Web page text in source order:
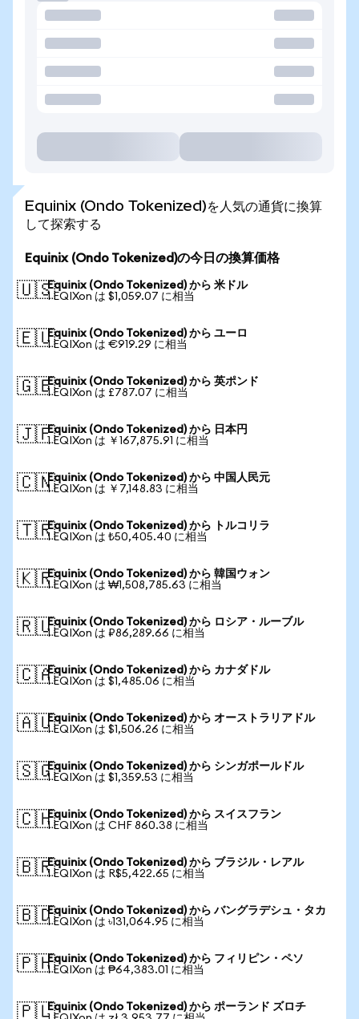
Equinix (Ondo Tokenized)を人気の通貨に換算
して探索する
Equinix (Ondo Tokenized)の今日の換算価格
🇺🇸Equinix (Ondo Tokenized) から 米ドル
1 EQIXon は $1,059.07 に相当
🇪🇺Equinix (Ondo Tokenized) から ユーロ
1 EQIXon は €919.29 に相当
🇬🇧Equinix (Ondo Tokenized) から 英ポンド
1 EQIXon は £787.07 に相当
🇯🇵Equinix (Ondo Tokenized) から 日本円
1 EQIXon は ￥167,875.91 に相当
🇨🇳Equinix (Ondo Tokenized) から 中国人民元
1 EQIXon は ￥7,148.83 に相当
🇹🇷Equinix (Ondo Tokenized) から トルコリラ
1 EQIXon は ₺50,405.40 に相当
🇰🇷Equinix (Ondo Tokenized) から 韓国ウォン
1 EQIXon は ₩1,508,785.63 に相当
🇷🇺Equinix (Ondo Tokenized) から ロシア・ルーブル
1 EQIXon は ₽86,289.66 に相当
🇨🇦Equinix (Ondo Tokenized) から カナダドル
1 EQIXon は $1,485.06 に相当
🇦🇺Equinix (Ondo Tokenized) から オーストラリアドル
1 EQIXon は $1,506.26 に相当
🇸🇬Equinix (Ondo Tokenized) から シンガポールドル
1 EQIXon は $1,359.53 に相当
🇨🇭Equinix (Ondo Tokenized) から スイスフラン
1 EQIXon は CHF 860.38 に相当
🇧🇷Equinix (Ondo Tokenized) から ブラジル・レアル
1 EQIXon は R$5,422.65 に相当
🇧🇩Equinix (Ondo Tokenized) から バングラデシュ・タカ
1 EQIXon は ৳131,064.95 に相当
🇵🇭Equinix (Ondo Tokenized) から フィリピン・ペソ
1 EQIXon は ₱64,383.01 に相当
🇵🇱Equinix (Ondo Tokenized) から ポーランド ズロチ